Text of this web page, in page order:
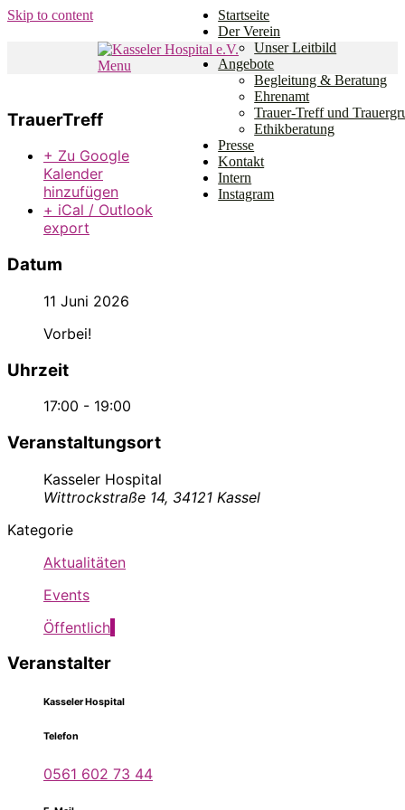
Skip to content
Kasseler Hospital e.V.
Den Weg gemeinsam gehen.
Menu
Startseite
Der Verein
Unser Leitbild
Angebote
Begleitung & Beratung
Ehrenamt
Trauer-Treff und
Ethikberatung
Presse
Kontakt
Intern
Instagram
TrauerTreff
+ Zu Google
Kalender
hinzufügen
+ iCal / Outlook
export
Datum
11 Juni 2026
Vorbei!
Uhrzeit
17:00 - 19:00
Veranstaltungsort
Kasseler Hospital
Wittrockstraße 14, 34121 Kassel
Kategorie
Aktualitäten
Events
Öffentlich
Veranstalter
Kasseler Hospital
Telefon
0561 602 73 44